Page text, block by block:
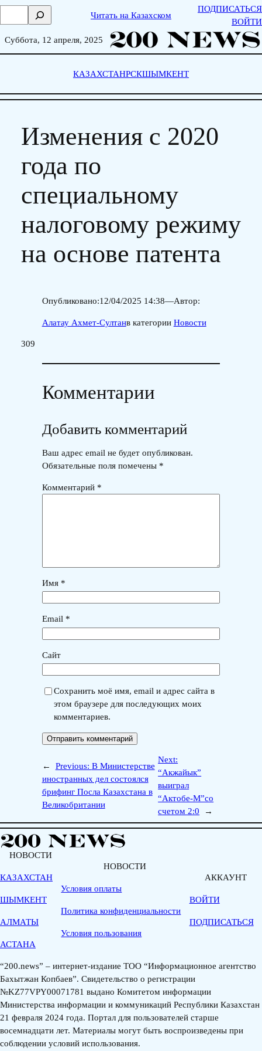
Skip
о
Читать на Казахском
ПОДПИСАТЬСЯ
ВОЙТИ
Суббота, 12 апреля, 2025
КАЗАХСТАНРСКШЫМКЕНТ
Изменения с 2020
года по
специальному
налоговому режиму
на основе патента
Опубликовано:12/04/2025 14:38—Автор:
Алатау Ахмет-Султанв категории Новости
309
Комментарии
Добавить комментарий
Ваш адрес email не будет опубликован.
Обязательные поля помечены *
Комментарий *
Имя *
Email *
Сайт
Сохранить моё имя, email и адрес сайта в
этом браузере для последующих моих
комментариев.
← Previous: В Министерстве
иностранных дел состоялся
брифинг Посла Казахстана в
Великобритании
Next:
“Акжайык”
выиграл
“Актобе-М”со
счетом 2:0
→
НОВОСТИ
КАЗАХСТАН
ШЫМКЕНТ
АЛМАТЫ
АСТАНА
НОВОСТИ
Условия оплаты
Политика конфиденциальности
Условия пользования
АККАУНТ
ВОЙТИ
ПОДПИСАТЬСЯ
“200.news” – интернет-издание ТОО “Информационное агентство
Бахытжан Копбаев”. Свидетельство о регистрации
№KZ77VPY00071781 выдано Комитетом информации
Министерства информации и коммуникаций Республики Казахстан
21 февраля 2024 года. Портал для пользователей старше
восемнадцати лет. Материалы могут быть воспроизведены при
соблюдении условий использования.